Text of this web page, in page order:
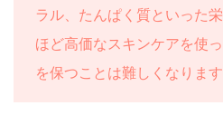
ラル、たんぱく質といった
ほど高価なスキンケアを使
を保つことは難しくなります